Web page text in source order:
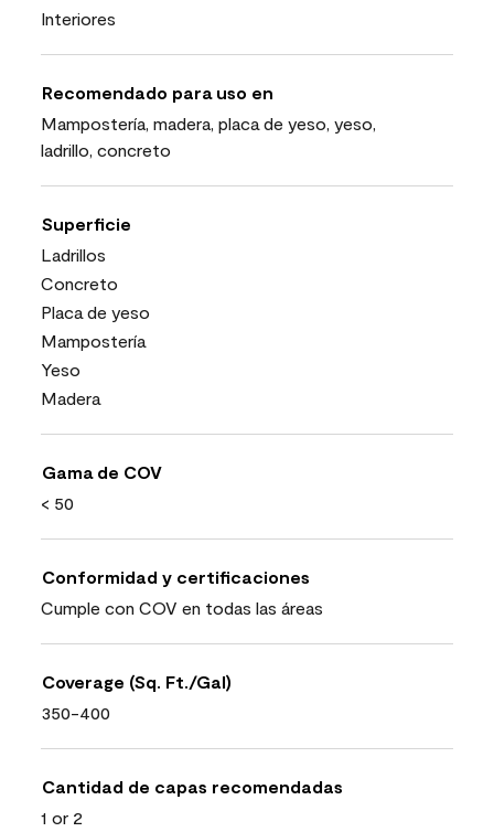
Interiores
Recomendado para uso en
Mampostería, madera, placa de yeso, yeso,
ladrillo, concreto
Superficie
Ladrillos
Concreto
Placa de yeso
Mampostería
Yeso
Madera
Gama de COV
< 50
Conformidad y certificaciones
Cumple con COV en todas las áreas
Coverage (Sq. Ft./Gal)
350-400
Cantidad de capas recomendadas
1 or 2